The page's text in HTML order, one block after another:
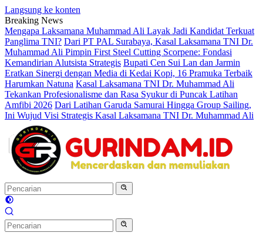
Langsung ke konten
Breaking News
Mengapa Laksamana Muhammad Ali Layak Jadi Kandidat Terkuat
Panglima TNI? Dari PT PAL Surabaya, Kasal Laksamana TNI Dr.
Muhammad Ali Pimpin First Steel Cutting Scorpene: Fondasi
Kemandirian Alutsista Strategis Bupati Cen Sui Lan dan Jarmin
Eratkan Sinergi dengan Media di Kedai Kopi, 16 Pramuka Terbaik
Harumkan Natuna Kasal Laksamana TNI Dr. Muhammad Ali
Tekankan Profesionalisme dan Rasa Syukur di Puncak Latihan
Amfibi 2026 Dari Latihan Garuda Samurai Hingga Group Sailing,
Ini Wujud Visi Strategis Kasal Laksamana TNI Dr. Muhammad Ali